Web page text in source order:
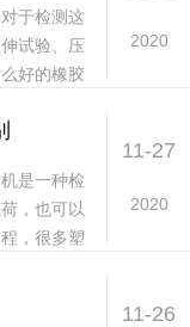
2020
于检测这
试验、压
好的橡胶
11-27
2020
是一种检
，也可以
，很多塑
11-26